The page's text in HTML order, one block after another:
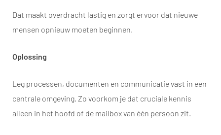
Dat maakt overdracht lastig en zorgt ervoor dat nieuwe
mensen opnieuw moeten beginnen.
Oplossing
Leg processen, documenten en communicatie vast in een
centrale omgeving. Zo voorkom je dat cruciale kennis
alleen in het hoofd of de mailbox van één persoon zit.